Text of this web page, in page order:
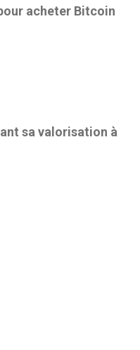
acheter Bitcoin
sa valorisation à